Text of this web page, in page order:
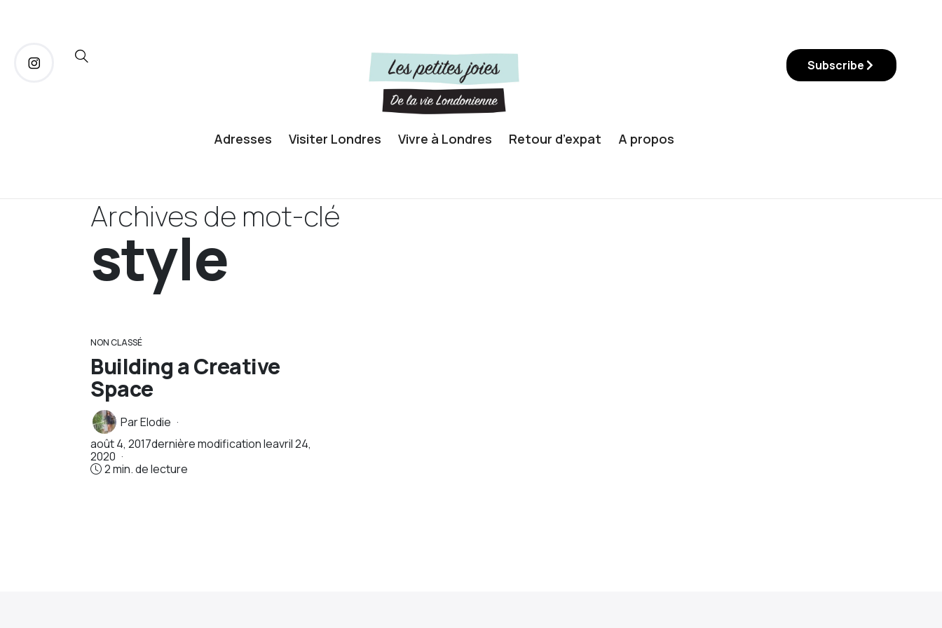
Adresses Visiter Londres Vivre à Londres Retour d’expat A propos
Subscribe
Archives de mot-clé
style
NON CLASSÉ
Building a Creative
Space
ParElodie
août 4, 2017dernière modification leavril 24,
2020
2 min. de lecture